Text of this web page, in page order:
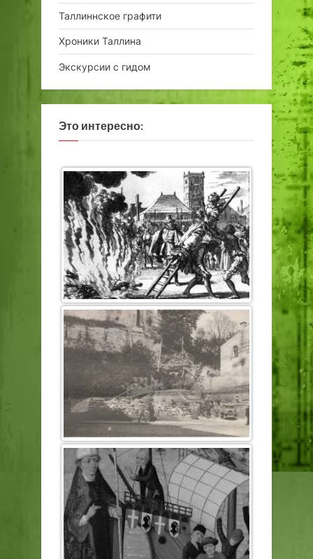
Таллиннское графити
Хроники Таллина
Экскурсии с гидом
Это интересно: